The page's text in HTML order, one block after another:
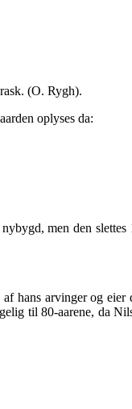
(O. Rygh).
oplyses da:
men den
hans arvinger og
til 80-aarene, da